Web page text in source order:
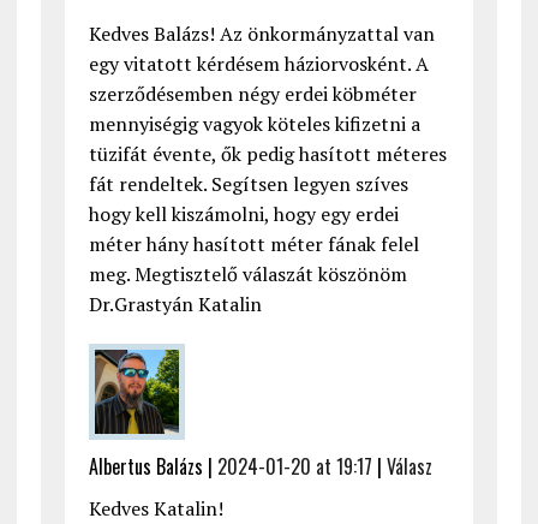
Kedves Balázs! Az önkormányzattal van
egy vitatott kérdésem háziorvosként. A
szerződésemben négy erdei köbméter
mennyiségig vagyok köteles kifizetni a
tüzifát évente, ők pedig hasított méteres
fát rendeltek. Segítsen legyen szíves
hogy kell kiszámolni, hogy egy erdei
méter hány hasított méter fának felel
meg. Megtisztelő válaszát köszönöm
Dr.Grastyán Katalin
Albertus Balázs | 2024-01-20 at 19:17 | Válasz
Kedves Katalin!